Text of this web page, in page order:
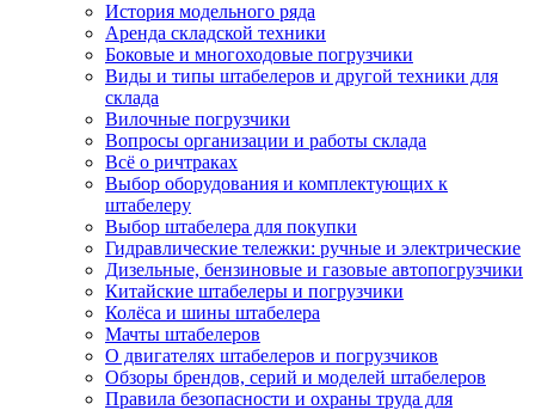
История модельного ряда
Аренда складской техники
Боковые и многоходовые погрузчики
Виды и типы штабелеров и другой техники для
склада
Вилочные погрузчики
Вопросы организации и работы склада
Всё о ричтраках
Выбор оборудования и комплектующих к
штабелеру
Выбор штабелера для покупки
Гидравлические тележки: ручные и электрические
Дизельные, бензиновые и газовые автопогрузчики
Китайские штабелеры и погрузчики
Колёса и шины штабелера
Мачты штабелеров
О двигателях штабелеров и погрузчиков
Обзоры брендов, серий и моделей штабелеров
Правила безопасности и охраны труда для